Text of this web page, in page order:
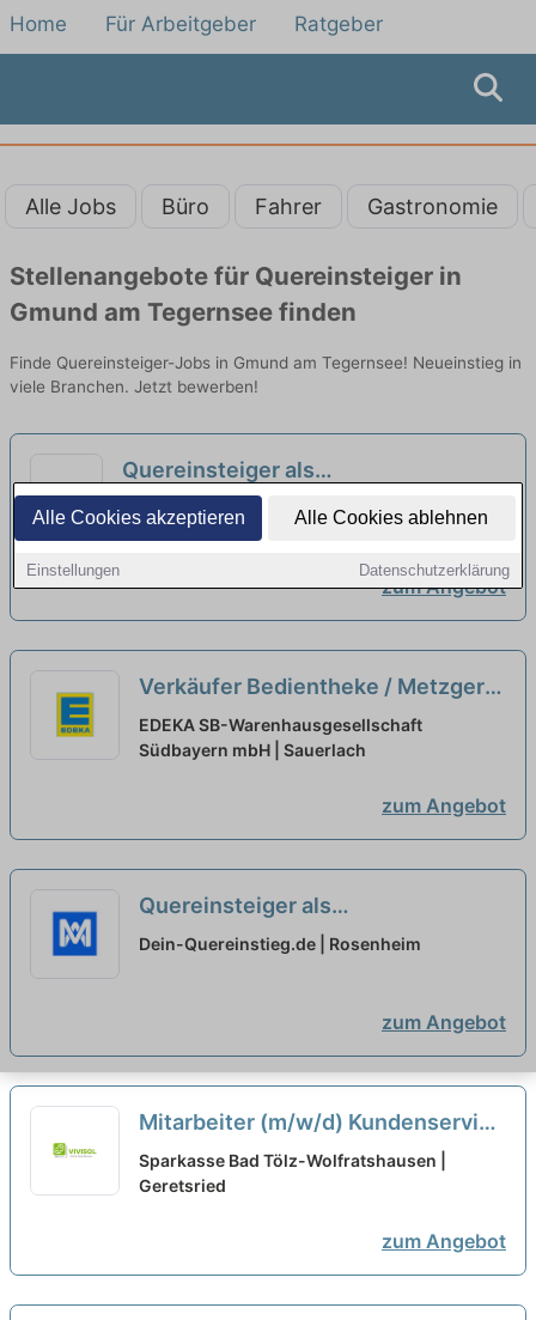
Alle Cookies akzeptieren Alle Cookies ablehnen
Einstellungen Datenschutzerklärung
Home Für Arbeitgeber Ratgeber
Alle Jobs Büro Fahrer Gastronomie
Stellenangebote für Quereinsteiger in
Gmund am Tegernsee finden
Finde Quereinsteiger-Jobs in Gmund am Tegernsee! Neueinstieg in
viele Branchen. Jetzt bewerben!
Quereinsteiger als
Vertriebsmitarbeiter (Außendienst)
(m/w/d) neu
Dein-Quereinstieg.de | Rosenheim
zum Angebot
Verkäufer Bedientheke / Metzgerei
(m/w/d) – Fleischer / Koch /
Quereinsteiger neu
EDEKA SB-Warenhausgesellschaft
Südbayern mbH | Sauerlach
zum Angebot
Quereinsteiger als
Vertriebsmitarbeiter
Dein-Quereinstieg.de | Rosenheim
zum Angebot
Mitarbeiter (m/w/d) Kundenservice
- auch für Quereinsteiger neu
Sparkasse Bad Tölz-Wolfratshausen |
Geretsried
zum Angebot